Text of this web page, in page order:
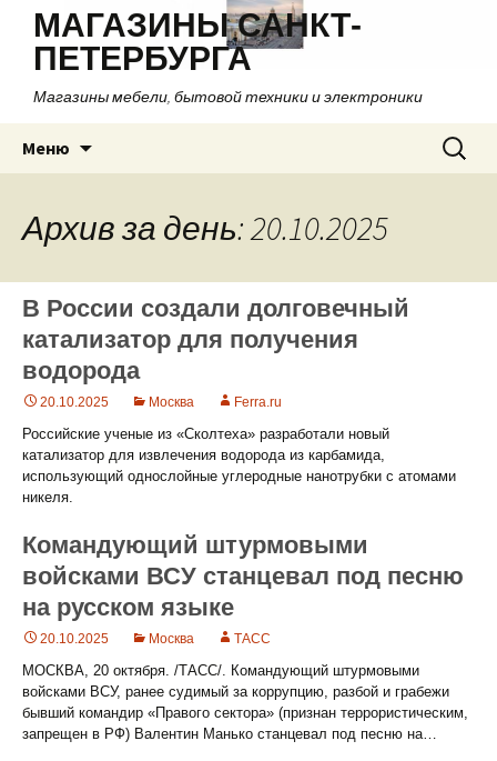
МАГАЗИНЫ САНКТ-
ПЕТЕРБУРГА
Магазины мебели, бытовой техники и электроники
Меню
содержимому
Найти:
Архив за день: 20.10.2025
В России создали долговечный
катализатор для получения
водорода
20.10.2025 Москва Ferra.ru
Российские ученые из «Сколтеха» разработали новый
катализатор для извлечения водорода из карбамида,
использующий однослойные углеродные нанотрубки с атомами
никеля.
Командующий штурмовыми
войсками ВСУ станцевал под песню
на русском языке
20.10.2025 Москва ТАСС
МОСКВА, 20 октября. /ТАСС/. Командующий штурмовыми
войсками ВСУ, ранее судимый за коррупцию, разбой и грабежи
бывший командир «Правого сектора» (признан террористическим,
запрещен в РФ) Валентин Манько станцевал под песню на…